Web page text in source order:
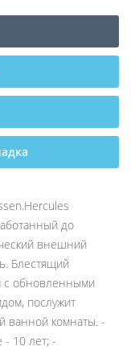
до
внешний
Блестящий
с обновленными
послужит
ванной комнаты. -
- 10 лет; -